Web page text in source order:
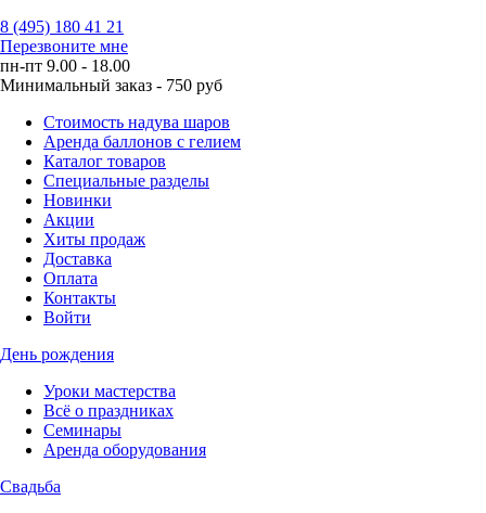
8 (495) 180 41 21
Перезвоните мне
пн-пт 9.00 - 18.00
Минимальный заказ - 750 руб
Стоимость надува шаров
Аренда баллонов с гелием
Каталог товаров
Специальные разделы
Новинки
Акции
Хиты продаж
Доставка
Оплата
Контакты
Войти
День рождения
Уроки мастерства
Всё о праздниках
Семинары
Аренда оборудования
Свадьба